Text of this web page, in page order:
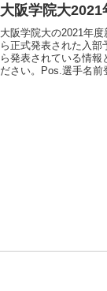
大阪学院大
大阪学院大の2021年
ら正式発表された入
ら発表されている情報
ださい。Pos.選手名前